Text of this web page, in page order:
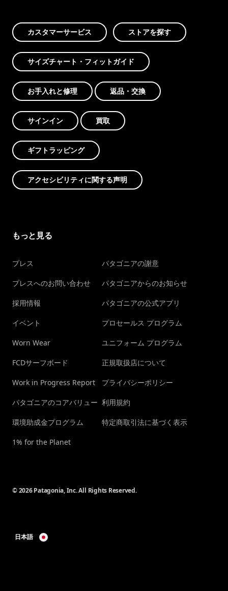
カスタマーサービス ストアを探す
サイズチャート・フィットガイド
お手入れと修理 返品・交換
サインイン 買取
ギフトラッピング
アクセシビリティに関する声明
もっと見る
プレス
プレスへのお問い合わせ
採用情報
イベント
Worn Wear
FCDサーフボード
Work in Progress Report
パタゴニアのコアバリュー
環境助成金プログラム
1% for the Planet
パタゴニアの謝意
パタゴニアからのお知らせ
パタゴニアの公式アプリ
プロセールス プログラム
ユニフォーム プログラム
正規取扱店について
プライバシーポリシー
利用規約
特定商取引法に基づく表示
© 2026 Patagonia, Inc. All Rights Reserved.
日本語